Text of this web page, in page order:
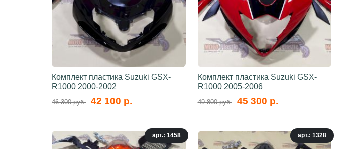
Комплект пластика Suzuki GSX-
R1000 2000-2002
46 300 руб. 42 100 р.
Комплект пластика Suzuki GSX-
R1000 2005-2006
49 800 руб. 45 300 р.
арт.: 1458 арт.: 1328